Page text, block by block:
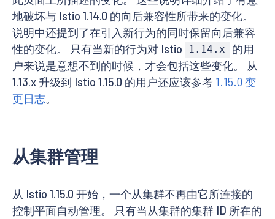
地破坏与 Istio 1.14.0 的向后兼容性所带来的变化。
说明中还提到了在引入新行为的同时保留向后兼容
性的变化。 只有当新的行为对 Istio
1.14.x
的用
户来说是意想不到的时候，才会包括这些变化。 从
1.13.x 升级到 Istio 1.15.0 的用户还应该参考 1.15.0 变
更日志。
从集群管理
从 Istio 1.15.0 开始，一个从集群不再由它所连接的
控制平面自动管理。 只有当从集群的集群 ID 所在的